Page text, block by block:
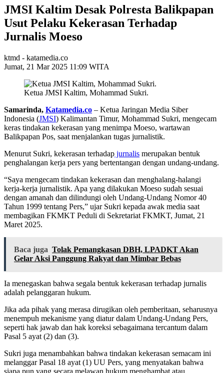
JMSI Kaltim Desak Polresta Balikpapan
Usut Pelaku Kekerasan Terhadap
Jurnalis Moeso
ktmd - katamedia.co
Jumat, 21 Mar 2025 11:09 WITA
Ketua JMSI Kaltim, Mohammad Sukri.
Samarinda, Katamedia.co – Ketua Jaringan Media Siber
Indonesia (JMSI) Kalimantan Timur, Mohammad Sukri, mengecam
keras tindakan kekerasan yang menimpa Moeso, wartawan
Balikpapan Pos, saat menjalankan tugas jurnalistik.
Menurut Sukri, kekerasan terhadap jurnalis merupakan bentuk
penghalangan kerja pers yang bertentangan dengan undang-undang.
“Saya mengecam tindakan kekerasan dan menghalang-halangi
kerja-kerja jurnalistik. Apa yang dilakukan Moeso sudah sesuai
dengan amanah dan dilindungi oleh Undang-Undang Nomor 40
Tahun 1999 tentang Pers,” ujar Sukri kepada awak media saat
membagikan FKMKT Peduli di Sekretariat FKMKT, Jumat, 21
Maret 2025.
Baca juga Tolak Pemangkasan DBH, LPADKT Akan
Gelar Aksi Panggung Rakyat dan Mimbar Bebas
Ia menegaskan bahwa segala bentuk kekerasan terhadap jurnalis
adalah pelanggaran hukum.
Jika ada pihak yang merasa dirugikan oleh pemberitaan, seharusnya
menempuh mekanisme yang diatur dalam Undang-Undang Pers,
seperti hak jawab dan hak koreksi sebagaimana tercantum dalam
Pasal 5 ayat (2) dan (3).
Sukri juga menambahkan bahwa tindakan kekerasan semacam ini
melanggar Pasal 18 ayat (1) UU Pers, yang menyatakan bahwa